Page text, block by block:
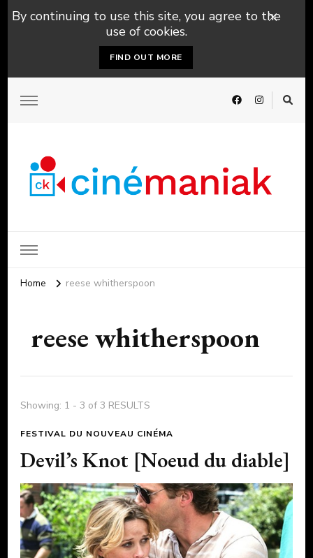
By continuing to use this site, you agree to the
use of cookies.
FIND OUT MORE
Home reese whitherspoon
reese whitherspoon
Showing: 1 - 3 of 3 RESULTS
FESTIVAL DU NOUVEAU CINÉMA
Devil’s Knot [Noeud du diable]